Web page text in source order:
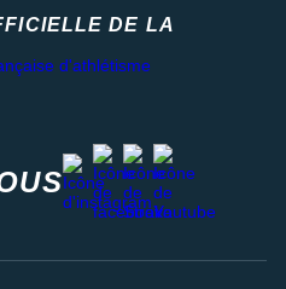
DE LA
instagram
facebook
stravayoutube